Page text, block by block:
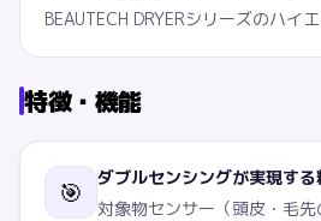
BEAUTECH DRYERシリーズのハイ
特徴・機能
🎯
ダブルセンシングが実現す
対象物センサー（頭皮・毛